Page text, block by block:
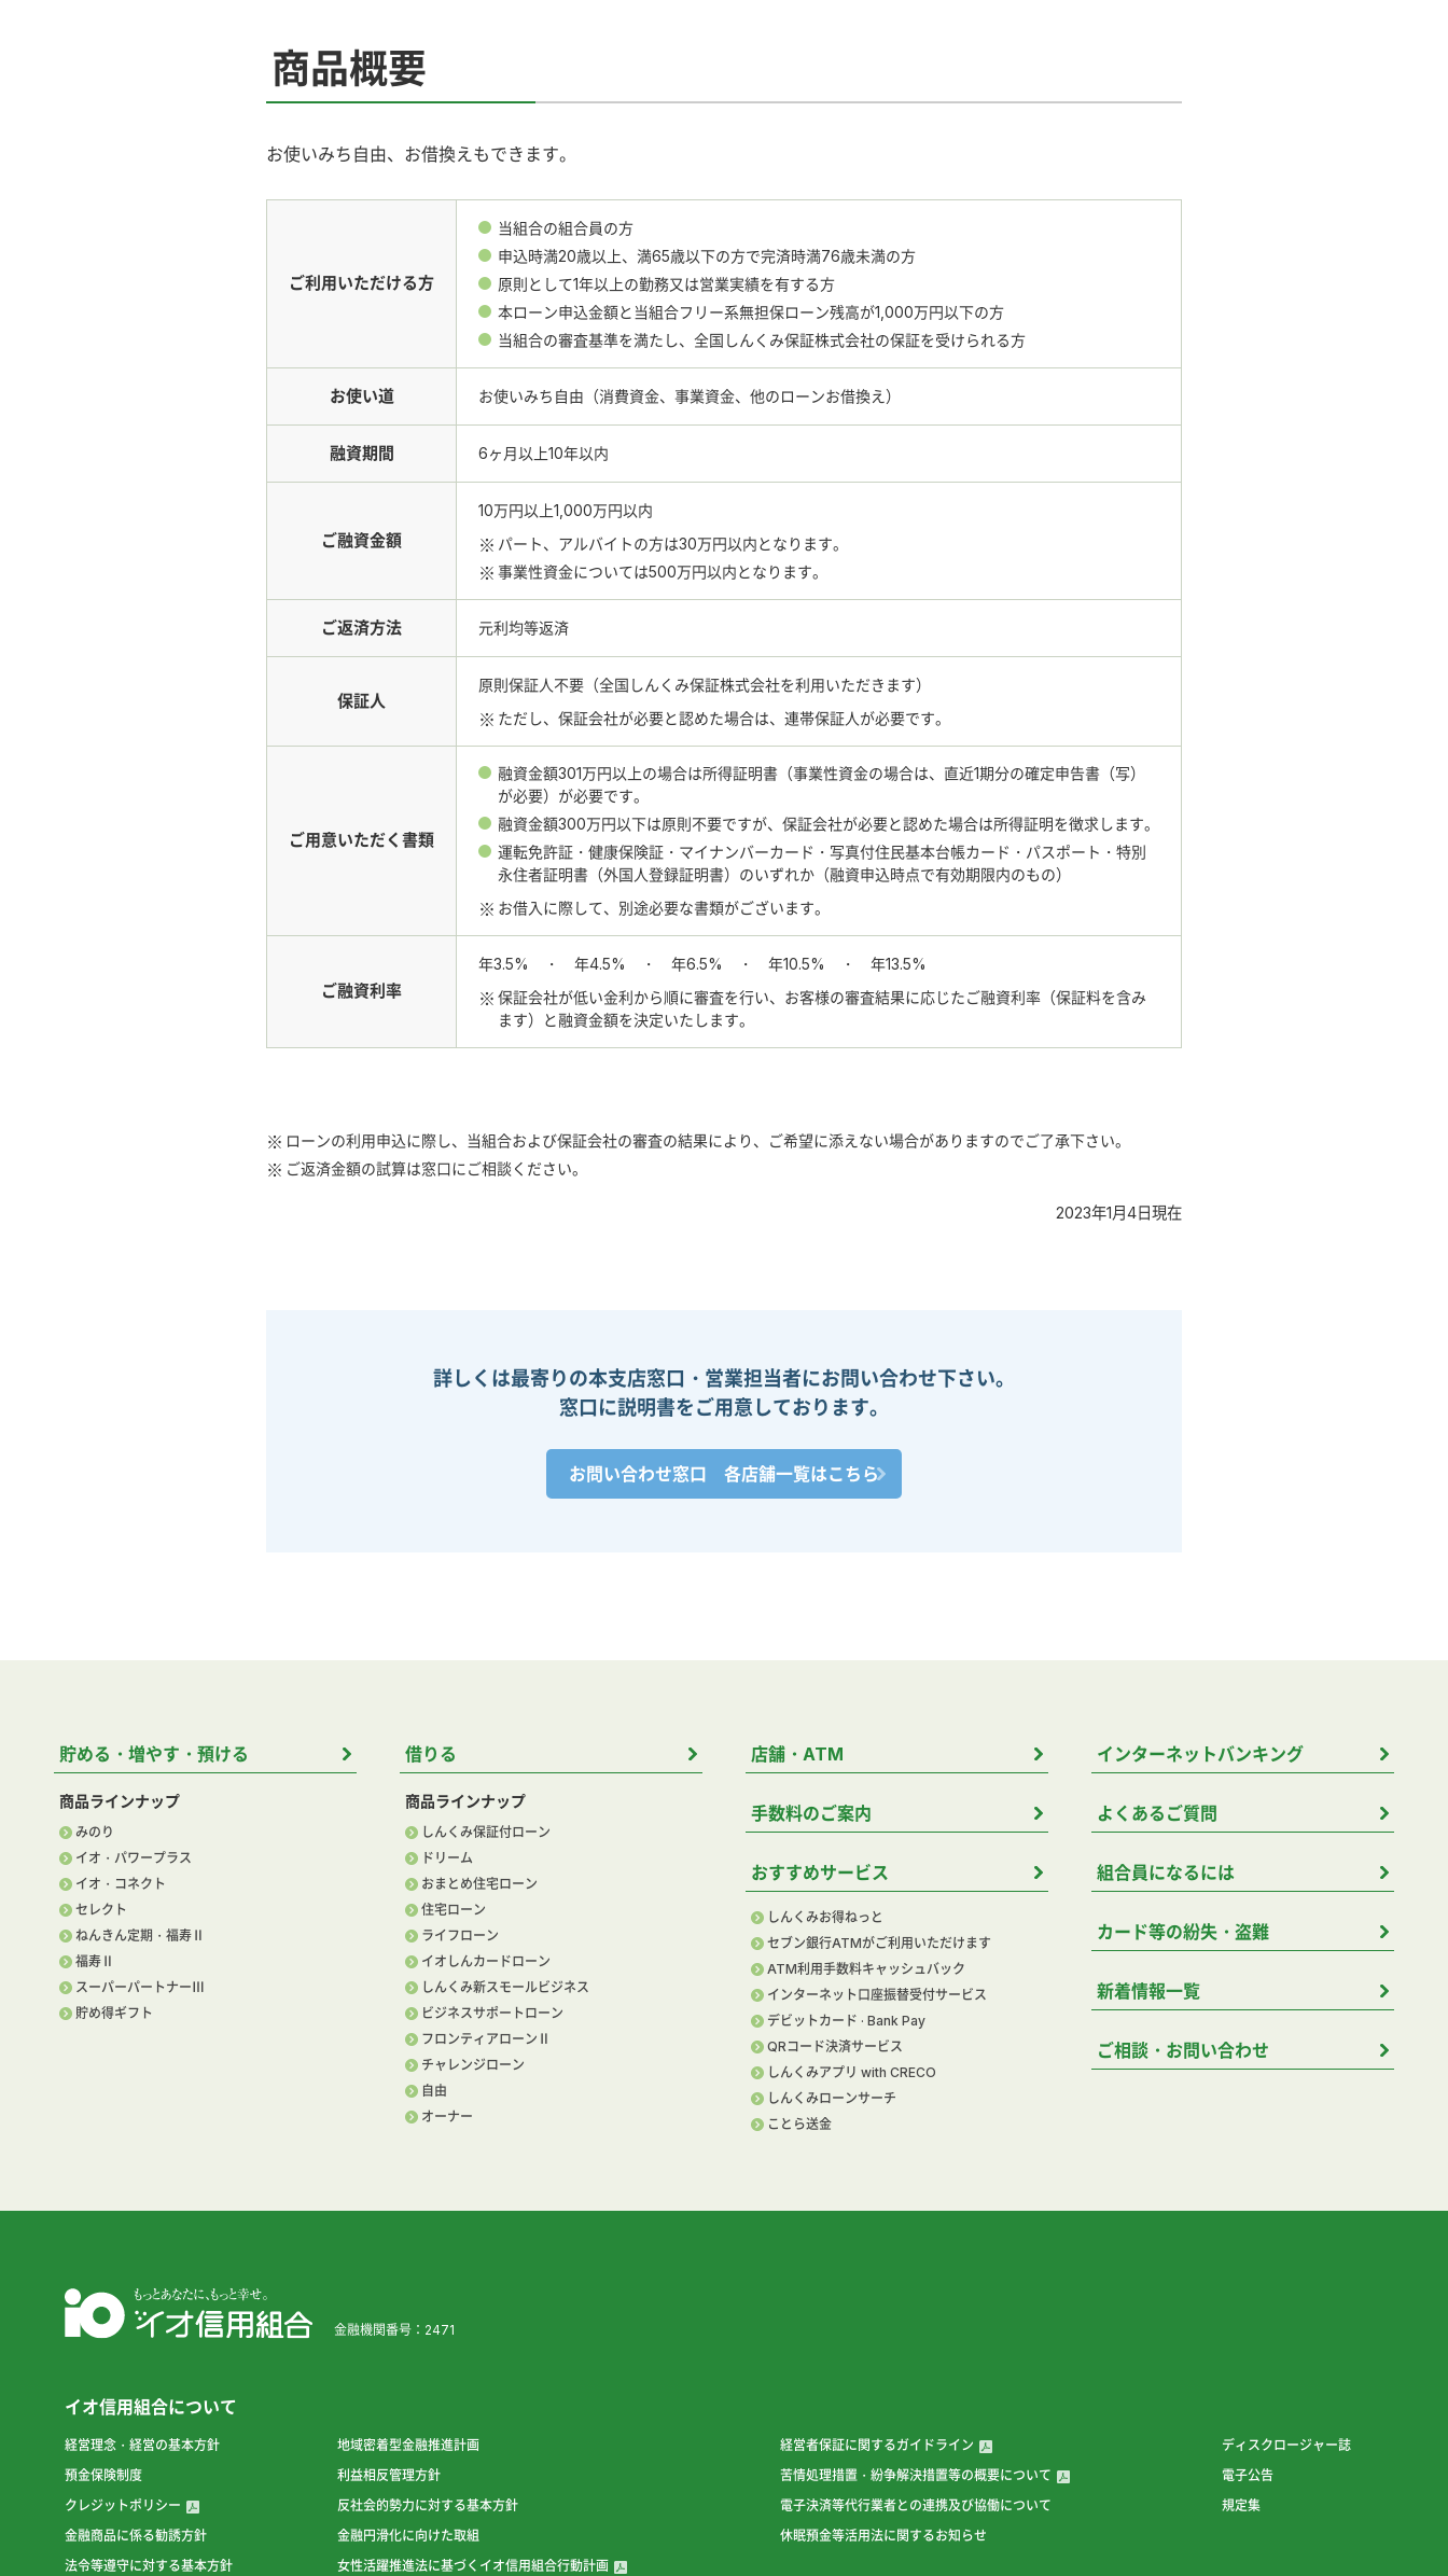
商品概要
お使いみち自由、お借換えもできます。
ご利用いただける方
当組合の組合員の方
申込時満20歳以上、満65歳以下の方で完済時満76歳未満の方
原則として1年以上の勤務又は営業実績を有する方
本ローン申込金額と当組合フリー系無担保ローン残高が1,000万円以下の方
当組合の審査基準を満たし、全国しんくみ保証株式会社の保証を受けられる方
お使い道 お使いみち自由（消費資金、事業資金、他のローンお借換え）
融資期間 6ヶ月以上10年以内
ご融資金額
10万円以上1,000万円以内
パート、アルバイトの方は30万円以内となります。
事業性資金については500万円以内となります。
ご返済方法 元利均等返済
保証人
原則保証人不要（全国しんくみ保証株式会社を利用いただきます）
ただし、保証会社が必要と認めた場合は、連帯保証人が必要です。
ご用意いただく書類
融資金額301万円以上の場合は所得証明書（事業性資金の場合は、直近1期分の確定申告書（写）
が必要）が必要です。
融資金額300万円以下は原則不要ですが、保証会社が必要と認めた場合は所得証明を徴求します。
運転免許証・健康保険証・マイナンバーカード・写真付住民基本台帳カード・パスポート・特別
永住者証明書（外国人登録証明書）のいずれか（融資申込時点で有効期限内のもの）
お借入に際して、別途必要な書類がございます。
ご融資利率
年3.5% ・ 年4.5% ・ 年6.5% ・ 年10.5% ・ 年13.5%
保証会社が低い金利から順に審査を行い、お客様の審査結果に応じたご融資利率（保証料を含み
ます）と融資金額を決定いたします。
ローンの利用申込に際し、当組合および保証会社の審査の結果により、ご希望に添えない場合がありますのでご了承下さい。
ご返済金額の試算は窓口にご相談ください。
2023年1月4日現在
詳しくは最寄りの本支店窓口・営業担当者にお問い合わせ下さい。
窓口に説明書をご用意しております。
お問い合わせ窓口 各店舗一覧はこちら
貯める・増やす・預ける
商品ラインナップ
みのり
イオ・パワープラス
イオ・コネクト
セレクト
ねんきん定期・福寿Ⅱ
福寿Ⅱ
スーパーパートナーⅢ
貯め得ギフト
借りる
商品ラインナップ
しんくみ保証付ローン
ドリーム
おまとめ住宅ローン
住宅ローン
ライフローン
イオしんカードローン
しんくみ新スモールビジネス
ビジネスサポートローン
フロンティアローンⅡ
チャレンジローン
自由
オーナー
店舗・ATM
手数料のご案内
おすすめサービス
しんくみお得ねっと
セブン銀行ATMがご利用いただけます
ATM利用手数料キャッシュバック
インターネット口座振替受付サービス
デビットカード · Bank Pay
QRコード決済サービス
しんくみアプリ with CRECO
しんくみローンサーチ
ことら送金
インターネットバンキング
よくあるご質問
組合員になるには
カード等の紛失・盗難
新着情報一覧
ご相談・お問い合わせ
金融機関番号：2471
イオ信用組合について
経営理念・経営の基本方針
預金保険制度
クレジットポリシー
金融商品に係る勧誘方針
法令等遵守に対する基本方針
地域密着型金融推進計画
利益相反管理方針
反社会的勢力に対する基本方針
金融円滑化に向けた取組
女性活躍推進法に基づくイオ信用組合行動計画
経営者保証に関するガイドライン
苦情処理措置・紛争解決措置等の概要について
電子決済等代行業者との連携及び協働について
休眠預金等活用法に関するお知らせ
ディスクロージャー誌
電子公告
規定集